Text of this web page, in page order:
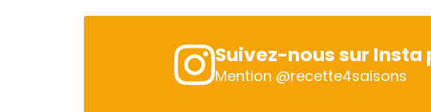
Suivez-nous sur
Mention @recette4saisons